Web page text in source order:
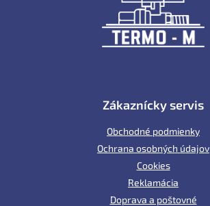
Zákaznícky servis
Obchodné podmienky
Ochrana osobných údajov
Cookies
Reklamácia
Doprava a poštovné